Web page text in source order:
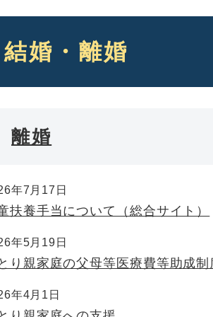
結婚・離婚
離婚
年7月17日
扶養手当について（総合サイト）
年5月19日
り親家庭の父母等医療費等助成制
年4月1日